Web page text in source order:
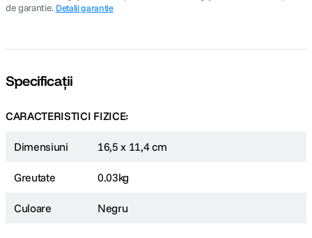
de garantie. Detalii garantie
Specificații
CARACTERISTICI FIZICE:
Dimensiuni 16,5 x 11,4 cm
Greutate 0.03kg
Culoare Negru